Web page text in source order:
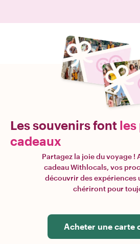
Les souvenirs font les
cadeaux
Partagez la joie du voyage !
cadeau Withlocals, vos
découvrir des expériences
chériront pour
Acheter une carte